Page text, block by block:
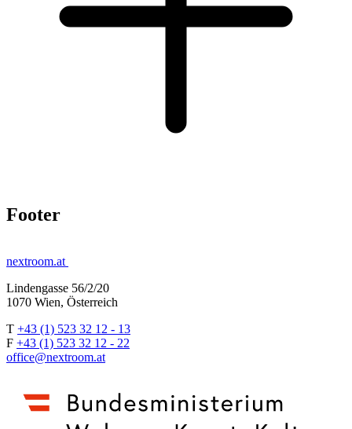
Footer
nextroom.at
Lindengasse 56/2/20
1070 Wien, Österreich
T +43 (1) 523 32 12 - 13
F +43 (1) 523 32 12 - 22
office@nextroom.at